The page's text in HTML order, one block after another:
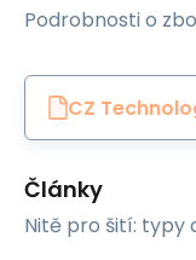
Podrobnosti o
CZ
Články
Nitě pro šití: typy